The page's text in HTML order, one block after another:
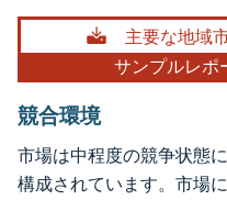
画像 © Mordor Intelligence。再利
主要な地域
サンプルレポ
競合環境
市場は中程度の競争状態
構成されています。市場